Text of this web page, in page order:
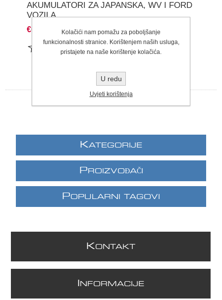
AKUMULATORI ZA JAPANSKA, WV I FORD
VOZILA
€0,90
KATEGORIJE
PROIZVOĐAČI
POPULARNI TAGOVI
KONTAKT
NFORMACIJE
Kolačići nam pomažu za poboljšanje
funkcionalnosti stranice. Korištenjem naših usluga,
pristajete na naše korištenje kolačića.
U redu
Uvjeti korištenja